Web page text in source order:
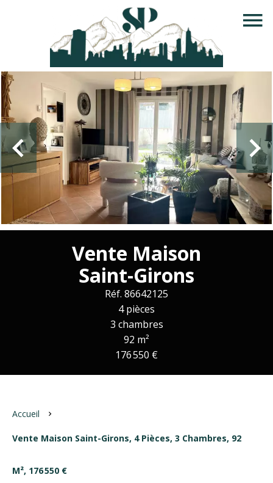
Vente Maison
Saint-Girons
Réf. 86642125
4 pièces
3 chambres
92 m²
176 550 €
Accueil
Vente Maison Saint-Girons, 4 Pièces, 3 Chambres, 92
M², 176 550 €